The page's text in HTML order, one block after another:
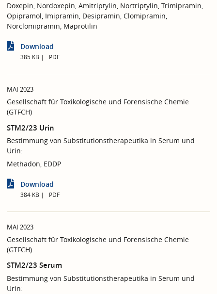
Doxepin, Nordoxepin, Amitriptylin, Nortriptylin, Trimipramin,
Opipramol, Imipramin, Desipramin, Clomipramin,
Norclomipramin, Maprotilin
Download
385 KB PDF
MAI 2023
Gesellschaft für Toxikologische und Forensische Chemie
(GTFCH)
STM2/23 Urin
Bestimmung von Substitutionstherapeutika in Serum und
Urin:
Methadon, EDDP
Download
384 KB PDF
MAI 2023
Gesellschaft für Toxikologische und Forensische Chemie
(GTFCH)
STM2/23 Serum
Bestimmung von Substitutionstherapeutika in Serum und
Urin: